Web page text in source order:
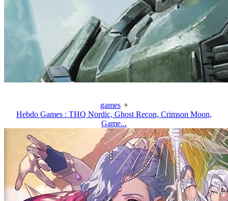
games +
Hebdo Games : THQ Nordic, Ghost Recon, Crimson Moon,
Game...